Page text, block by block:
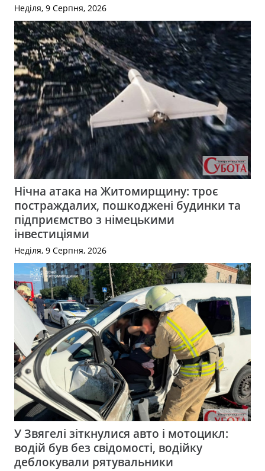
Неділя, 9 Серпня, 2026
Нічна атака на Житомирщину: троє
постраждалих, пошкоджені будинки та
підприємство з німецькими
інвестиціями
Неділя, 9 Серпня, 2026
У Звягелі зіткнулися авто і мотоцикл:
водій був без свідомості, водійку
деблокували рятувальники